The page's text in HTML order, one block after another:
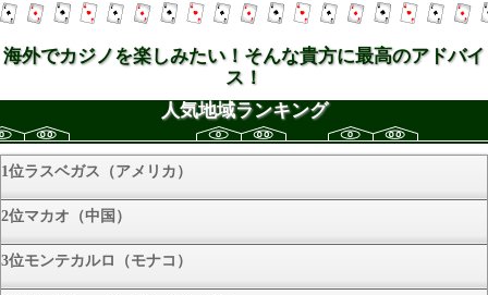
海外でカジノを楽しみたい！そんな貴方に最高のアドバイ
ス！
人気地域ランキング
1位ラスベガス（アメリカ）
2位マカオ（中国）
3位モンテカルロ（モナコ）